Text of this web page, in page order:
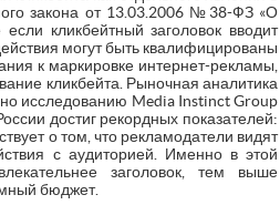
закона от 13.03.2006 №38-ФЗ «О
кликбейтный заголовок вводит
могут быть квалифицированы
к маркировке интернет-рекламы,
кликбейта. Рыночная аналитика
исследованию Media Instinct Group
достиг рекордных показателей:
о том, что рекламодатели видят
с аудиторией. Именно в этой
заголовок, тем выше
бюджет.